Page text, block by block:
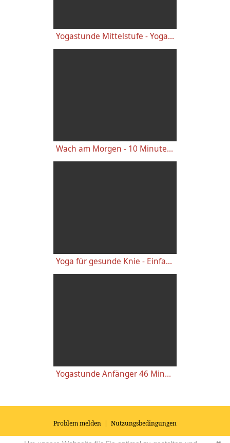
Yogastunde Mittelstufe - Yoga Vidya Grundreihe
Wach am Morgen - 10 Minuten Yogastunde für Energie
Yoga für gesunde Knie - Einfache wirkungsvolle Gelenkübungen
Yogastunde Anfänger 46 Minuten
Problem melden | Nutzungsbedingungen
© 2026Impressum|Datenschutz|AGB's| Yoga Vidya Community -